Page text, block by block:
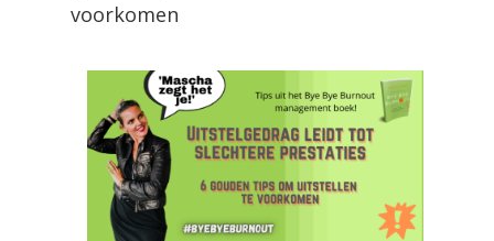
voorkomen